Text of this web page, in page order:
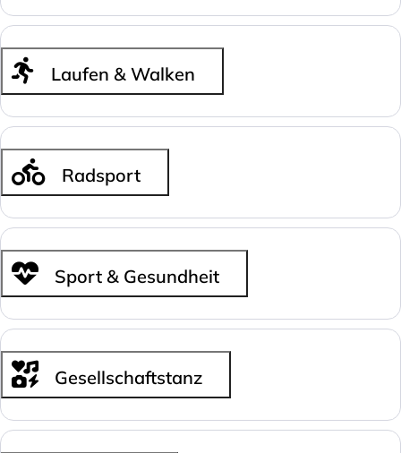
Laufen & Walken
Radsport
Sport & Gesundheit
Gesellschaftstanz